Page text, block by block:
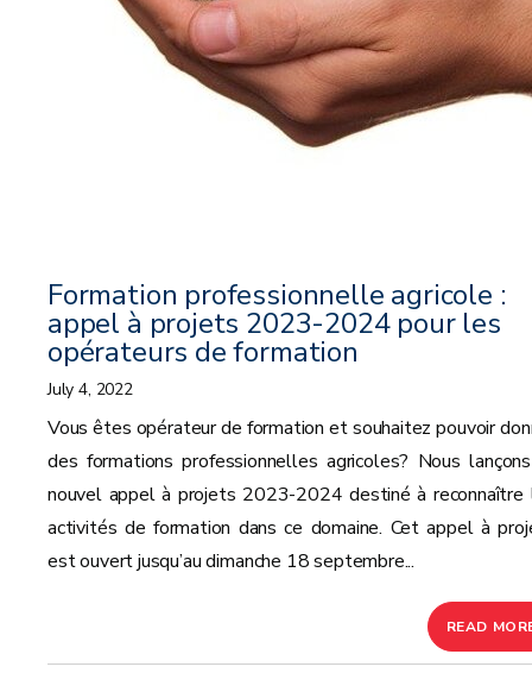
Formation professionnelle agricole :
appel à projets 2023-2024 pour les
opérateurs de formation
July 4, 2022
Vous êtes opérateur de formation et souhaitez pouvoir
des formations professionnelles agricoles? Nous
nouvel appel à projets 2023-2024 destiné à reconnaître
activités de formation dans ce domaine. Cet appel à
est ouvert jusqu’au dimanche 18 septembre...
READ